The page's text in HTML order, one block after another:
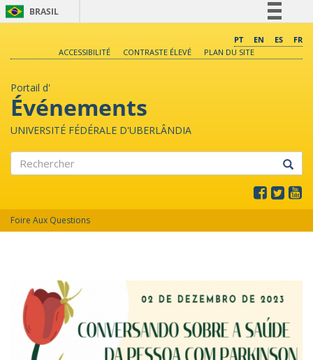
BRASIL
Comunica BR
PT EN ES
FR
ACCESSIBILITÉ
CONTRASTE ÉLEVÉ PLAN DU SITE
Portail d'
Événements
UNIVERSITÉ FÉDÉRALE D'UBERLÂNDIA
Foire Aux Questions